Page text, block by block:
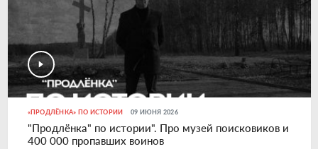
«ПРОДЛЁНКА» ПО ИСТОРИИ 09 ИЮНЯ 2026
"Продлёнка" по истории". Про музей поисковиков и
400 000 пропавших воинов